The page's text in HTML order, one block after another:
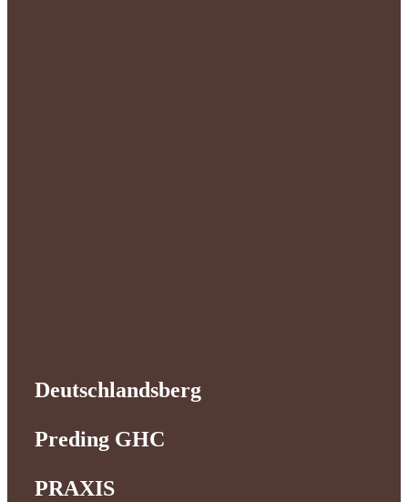
Deutschlandsberg
Preding GHC
PRAXIS